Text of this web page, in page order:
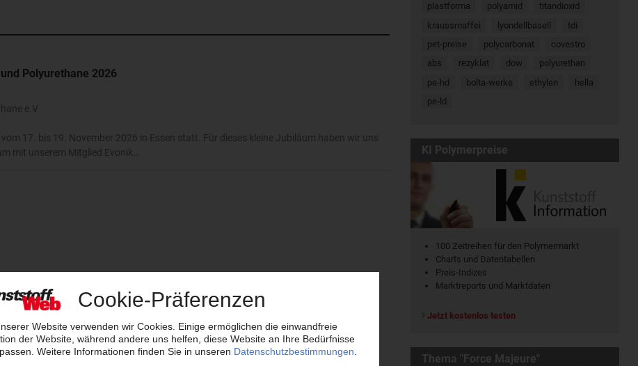
Polyurethane 2026
e.V
17. bis 19. November 2026 in Essen statt. Für dieses kleine Jubiläum haben wir uns
mit unserem Mitglied Evonik…
plastforma
polyamid
titandioxid
kraussmaffei
lyondellbasell
tdi
pet-preise
polycarbonat
covestro
abs
rezyklat dow
polyurethan
pe-hd
bolta-werke ethylen
hella
pe-ld
KI Polymerpreise
100 Zeitreihen für den Polymermarkt
Charts und Datentabellen
Preis-Indizes
Marktreports und Marktdaten
Jetzt kostenlos testen
Thema "Force Majeure"